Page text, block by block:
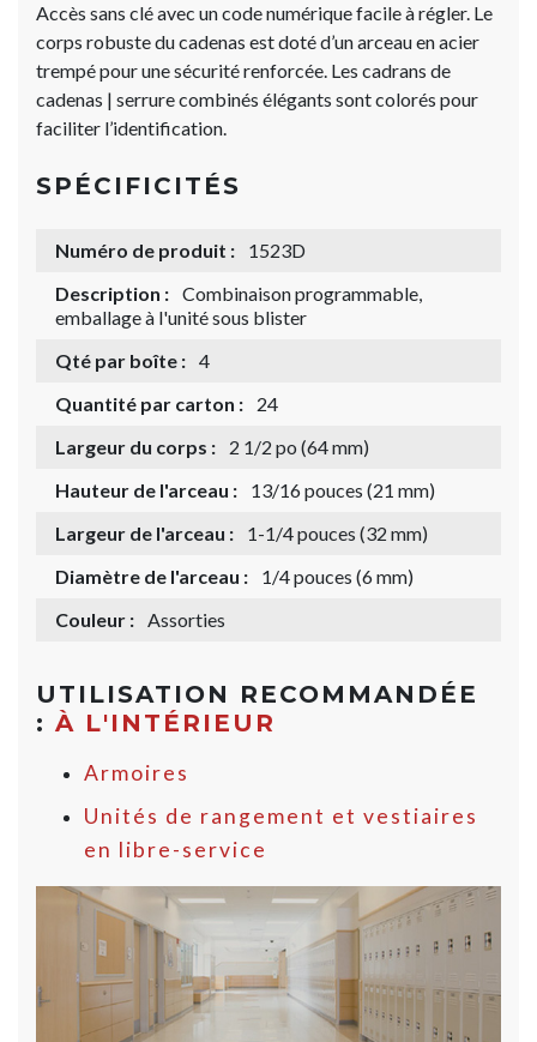
Accès sans clé avec un code numérique facile à régler. Le
corps robuste du cadenas est doté d’un arceau en acier
trempé pour une sécurité renforcée. Les cadrans de
cadenas | serrure combinés élégants sont colorés pour
faciliter l’identification.
SPÉCIFICITÉS
Numéro de produit :
1523D
Description : Combinaison programmable,
emballage à l'unité sous blister
Qté par boîte : 4
Quantité par carton :
24
Largeur du corps :
2 1/2 po (64 mm)
Hauteur de l'arceau :
13/16 pouces (21 mm)
Largeur de l'arceau :
1-1/4 pouces (32 mm)
Diamètre de l'arceau :
1/4 pouces (6 mm)
Couleur : Assorties
UTILISATION RECOMMANDÉE
: À L'INTÉRIEUR
Armoires
Unités de rangement et vestiaires
en libre-service